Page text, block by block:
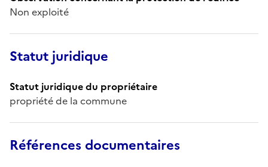
Non exploité
Statut juridique
Statut juridique du propriétaire
propriété de la commune
Références documentaires